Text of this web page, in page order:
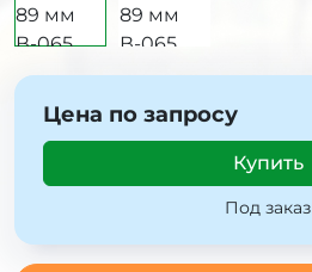
Цена по запросу
Купить
Под заказ